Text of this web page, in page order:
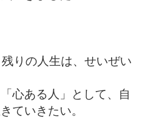
りの人生は、せいぜい
心ある人」として、自
ていきたい。